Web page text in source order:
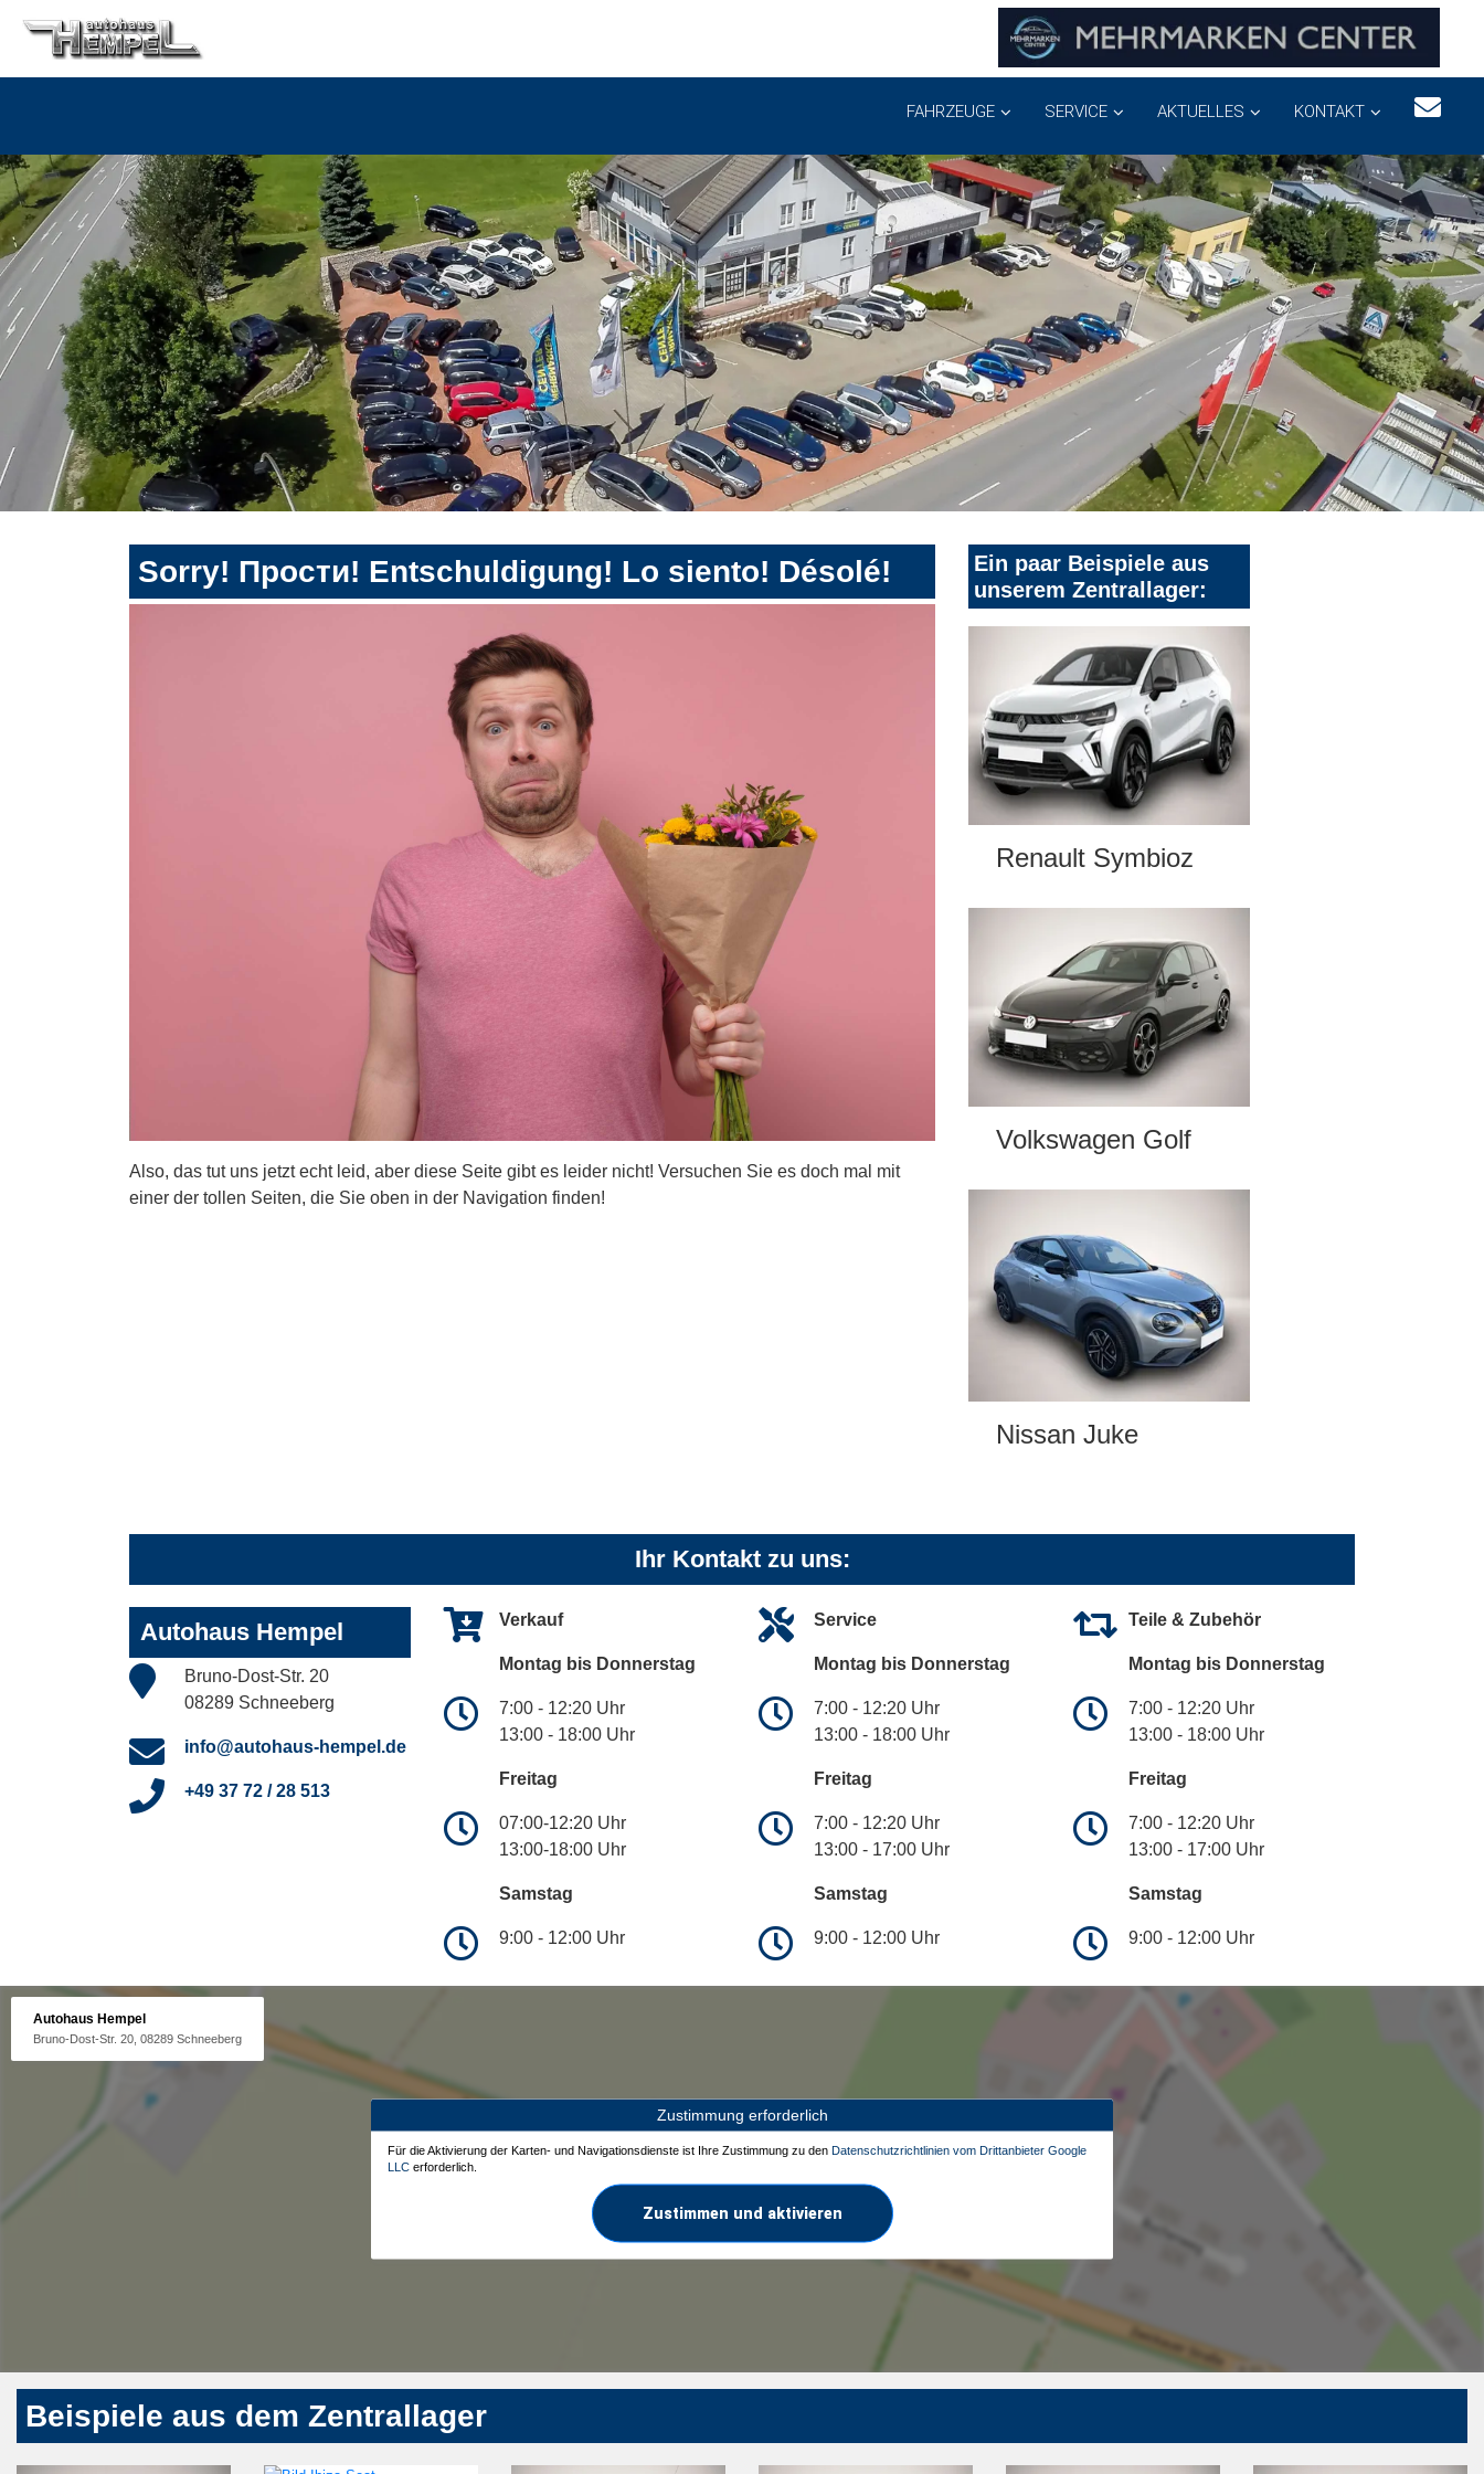
FAHRZEUGE SERVICE AKTUELLES KONTAKT
Sorry! Прости! Entschuldigung! Lo siento! Désolé!
Also, das tut uns jetzt echt leid, aber diese Seite gibt es leider nicht! Versuchen Sie es doch mal mit
einer der tollen Seiten, die Sie oben in der Navigation finden!
Ein paar Beispiele aus
unserem Zentrallager:
Renault Symbioz
Volkswagen Golf
Nissan Juke
Ihr Kontakt zu uns:
Autohaus Hempel
Bruno-Dost-Str. 20
08289 Schneeberg
info@autohaus-hempel.de
+49 37 72 / 28 513
Verkauf
Montag bis Donnerstag
7:00 - 12:20 Uhr
13:00 - 18:00 Uhr
Freitag
07:00-12:20 Uhr
13:00-18:00 Uhr
Samstag
9:00 - 12:00 Uhr
Service
Montag bis Donnerstag
7:00 - 12:20 Uhr
13:00 - 18:00 Uhr
Freitag
7:00 - 12:20 Uhr
13:00 - 17:00 Uhr
Samstag
9:00 - 12:00 Uhr
Teile & Zubehör
Montag bis Donnerstag
7:00 - 12:20 Uhr
13:00 - 18:00 Uhr
Freitag
7:00 - 12:20 Uhr
13:00 - 17:00 Uhr
Samstag
9:00 - 12:00 Uhr
Autohaus Hempel
Bruno-Dost-Str. 20, 08289 Schneeberg
Zustimmung erforderlich
Für die Aktivierung der Karten- und Navigationsdienste ist Ihre Zustimmung zu den Datenschutzrichtlinien vom Drittanbieter Google
LLC erforderlich.
Zustimmen und aktivieren
Beispiele aus dem Zentrallager